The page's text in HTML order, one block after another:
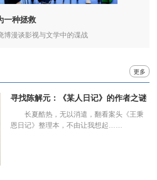
一种拯救
博漫谈影视与文学中的谍战
更多
寻找陈解元：《某人日记》的作者之谜
长夏酷热，无以消遣，翻看案头《王秉
恩日记》整理本，不由让我想起……